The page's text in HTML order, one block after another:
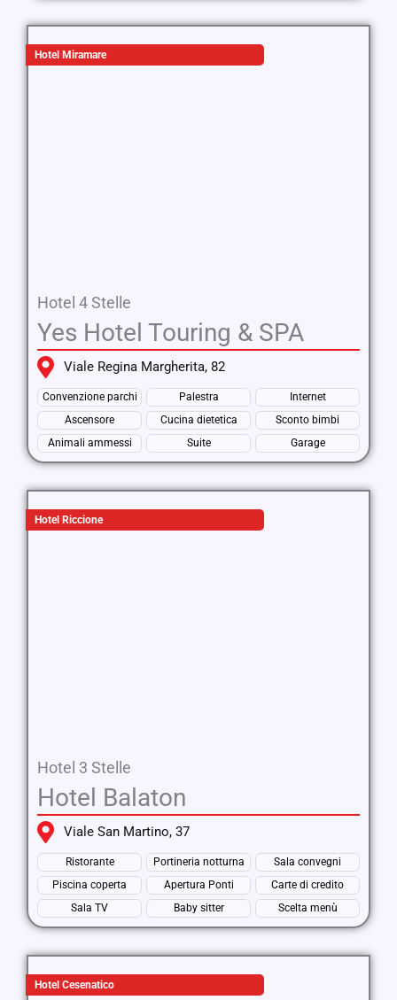
Hotel Miramare
Hotel 4 Stelle
Yes Hotel Touring & SPA
Viale Regina Margherita, 82
Convenzione parchi Palestra
Internet
Ascensore
Cucina dietetica
Sconto bimbi
Animali ammessi
Suite Garage
Hotel Riccione
Hotel 3 Stelle
Hotel Balaton
Viale San Martino, 37
Ristorante Portineria notturna
Sala convegni
Piscina coperta
Apertura Ponti
Carte di credito
Sala TV
Baby sitter Scelta menù
Hotel Cesenatico